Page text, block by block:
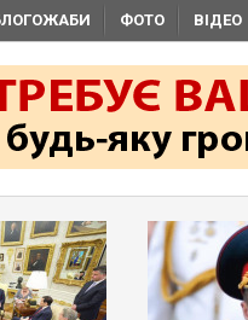
ФОТО ВІДЕО